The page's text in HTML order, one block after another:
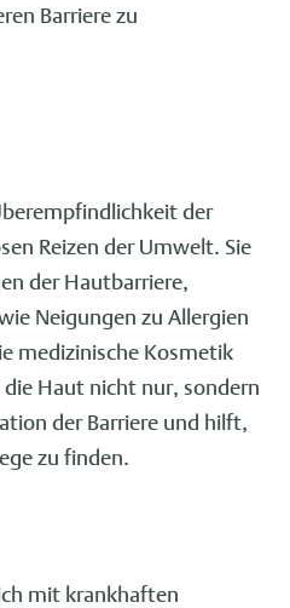
Barriere zu
der
Reizen der Umwelt. Sie
der Hautbarriere,
Neigungen zu Allergien
medizinische Kosmetik
Haut nicht nur, sondern
der Barriere und hilft,
zu finden.
mit krankhaften